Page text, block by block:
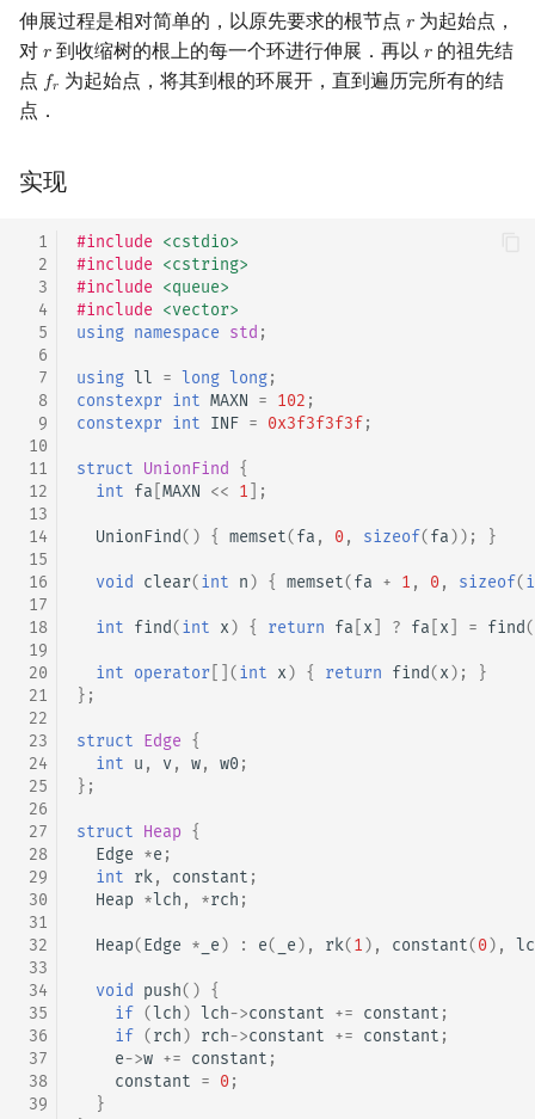
伸展过程是相对简单的，以原先要求的根节点 𝑟
r 为起始点，
对 𝑟
r 到收缩树的根上的每一个环进行伸展．再以𝑟
r 的祖先结
点 𝑓𝑟
fr 为起始点，将其到根的环展开，直到遍历完所有的结
点．
实现
  1
  2
  3
  4
  5
  6
  7
  8
  9
10
11
12
13
14
15
16
17
18
19
20
21
22
23
24
25
26
27
28
29
30
31
32
33
34
35
36
37
38
39
#include <cstdio>
#include <cstring>
#include <queue>
#include <vector>
using namespace std ;
using ll = long long;
constexpr int MAXN = 102 ;
constexpr int INF = 0x3f3f3f3f;
struct UnionFind
{
int fa MAXN << 1 ];
UnionFind() { memset(fa , 0, sizeof(fa)); }
void clear(int n) { memset(fa + 1 , 0, sizeof(
int find(int x) { return fa x ? fa x = find(
int operator [](int x) { return find(x);
}
};
struct Edge {
int u , v, w, w0 ;
};
struct Heap {
Edge *e ;
int rk, constant ;
Heap *lch , *rch ;
Heap(Edge * _e) : e( _e), rk(1), constant(0),
void push() {
if (lch) lch->constant += constant ;
if (rch) rch->constant += constant ;
e->w += constant ;
constant = 0;
}